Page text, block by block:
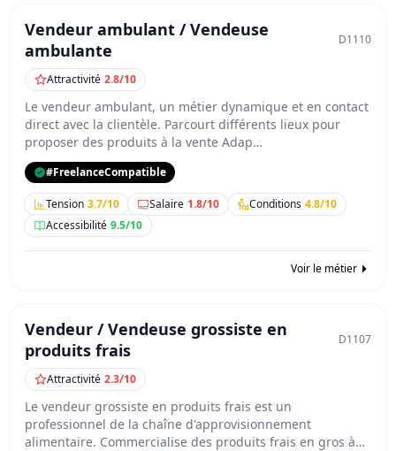
Vendeur ambulant / Vendeuse
ambulante
D1110
Attractivité 2.8/10
Le vendeur ambulant, un métier dynamique et en contact
direct avec la clientèle. Parcourt différents lieux pour
proposer des produits à la vente Adap…
#FreelanceCompatible
Tension 3.7/10 Salaire 1.8/10 Conditions 4.8/10
Accessibilité 9.5/10
Voir le métier
Vendeur / Vendeuse grossiste en
produits frais
D1107
Attractivité 2.3/10
Le vendeur grossiste en produits frais est un
professionnel de la chaîne d'approvisionnement
alimentaire. Commercialise des produits frais en gros à…